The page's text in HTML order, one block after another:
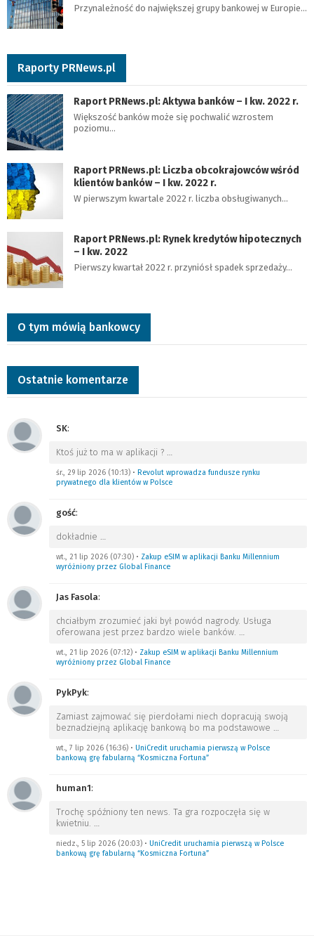
Przynależność do największej grupy bankowej w Europie…
Raporty PRNews.pl
Raport PRNews.pl: Aktywa banków – I kw. 2022 r.
Większość banków może się pochwalić wzrostem
poziomu…
Raport PRNews.pl: Liczba obcokrajowców wśród
klientów banków – I kw. 2022 r.
W pierwszym kwartale 2022 r. liczba obsługiwanych…
Raport PRNews.pl: Rynek kredytów hipotecznych
– I kw. 2022
Pierwszy kwartał 2022 r. przyniósł spadek sprzedaży…
O tym mówią bankowcy
Ostatnie komentarze
SK:
Ktoś już to ma w aplikacji ? …
śr., 29 lip 2026 (10:13) • Revolut wprowadza fundusze rynku
prywatnego dla klientów w Polsce
gość:
dokładnie …
wt., 21 lip 2026 (07:30) • Zakup eSIM w aplikacji Banku Millennium
wyróżniony przez Global Finance
Jas Fasola:
chciałbym zrozumieć jaki był powód nagrody. Usługa
oferowana jest przez bardzo wiele banków. …
wt., 21 lip 2026 (07:12) • Zakup eSIM w aplikacji Banku Millennium
wyróżniony przez Global Finance
PykPyk:
Zamiast zajmować się pierdołami niech dopracują swoją
beznadziejną aplikację bankową bo ma podstawowe …
wt., 7 lip 2026 (16:36) • UniCredit uruchamia pierwszą w Polsce
bankową grę fabularną “Kosmiczna Fortuna”
human1:
Trochę spóźniony ten news. Ta gra rozpoczęła się w
kwietniu. …
niedz., 5 lip 2026 (20:03) • UniCredit uruchamia pierwszą w Polsce
bankową grę fabularną “Kosmiczna Fortuna”